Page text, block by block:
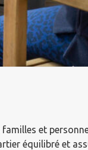
et
équilibré et